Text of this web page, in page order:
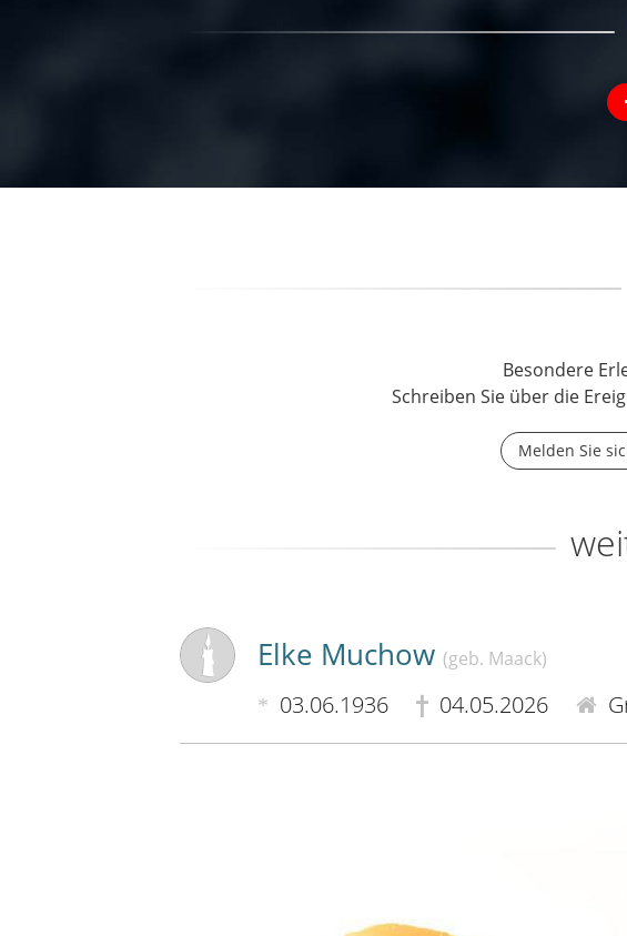
Besondere
Schreiben Sie über die
Melden Sie
Elke Muchow (geb. Maack)
03.06.1936 04.05.2026